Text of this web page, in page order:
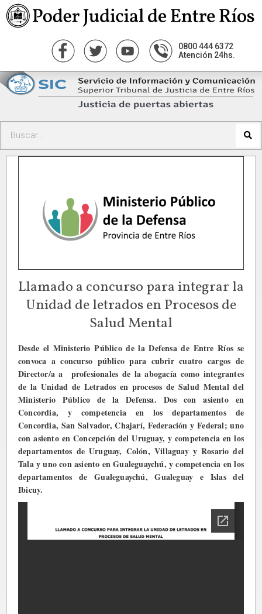
0800 444 6372
Atención 24hs.
Llamado a concurso para integrar la
Unidad de letrados en Procesos de
Salud Mental
Desde el Ministerio Público de la Defensa de Entre Ríos se
convoca a concurso público para cubrir cuatro cargos de
Director/a a profesionales de la abogacía como integrantes
de la Unidad de Letrados en procesos de Salud Mental del
Ministerio Público de la Defensa. Dos con asiento en
Concordia, y competencia en los departamentos de
Concordia, San Salvador, Chajarí, Federación y Federal; uno
con asiento en Concepción del Uruguay, y competencia en los
departamentos de Uruguay, Colón, Villaguay y Rosario del
Tala y uno con asiento en Gualeguaychú, y competencia en los
departamentos de Gualeguaychú, Gualeguay e Islas del
Ibicuy.